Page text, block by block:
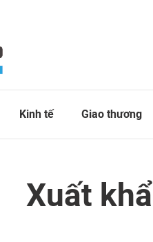
Kinh tế Giao thương
Xuất